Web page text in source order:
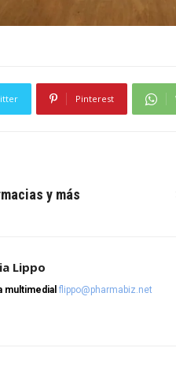
Pinterest
y más
Lippo
multimedial flippo@pharmabiz.net